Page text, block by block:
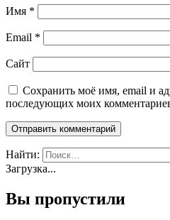
Имя *
Email *
Сайт
Сохранить моё имя, email и
последующих моих
Найти:
Загрузка...
Вы пропустили